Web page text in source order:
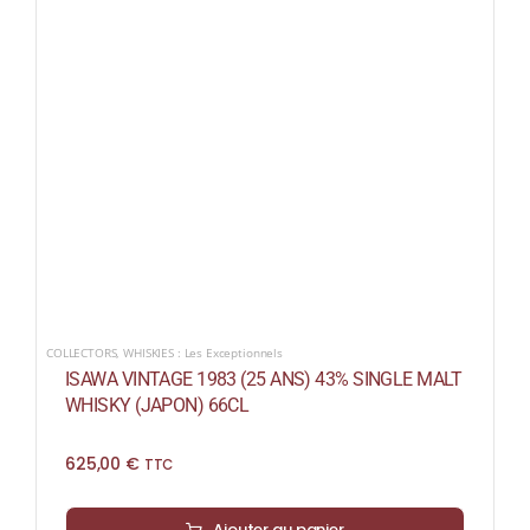
COLLECTORS,WHISKIES : Les Exceptionnels
ISAWA VINTAGE 1983 (25 ANS) 43% SINGLE MALT
WHISKY (JAPON) 66CL
625,00 € TTC